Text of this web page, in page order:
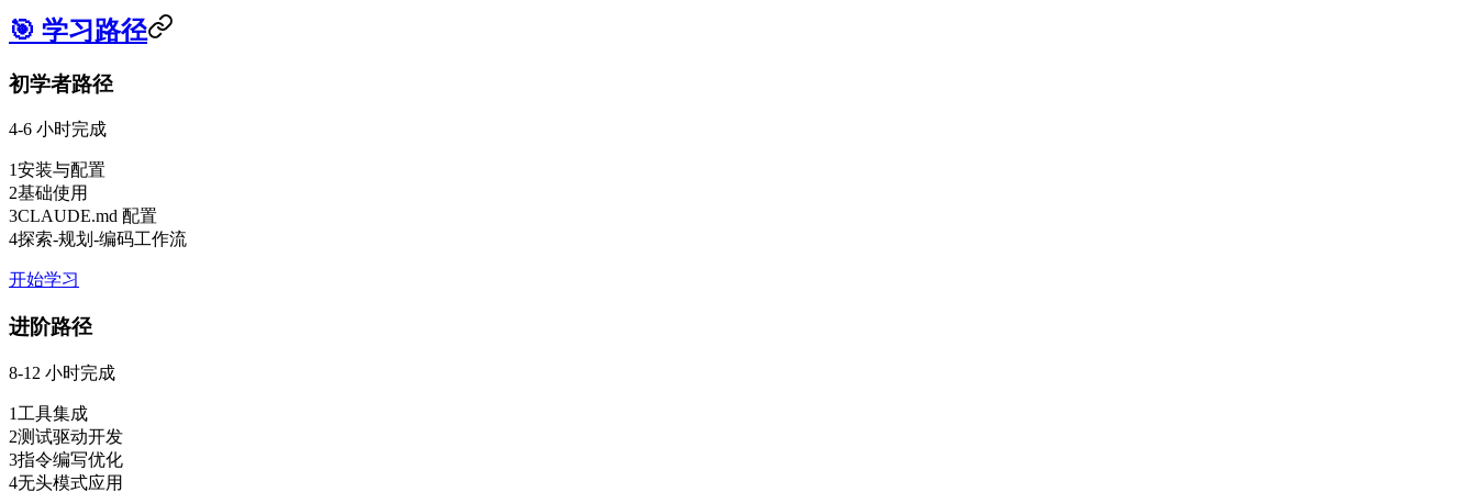
🎯 学习路径
初学者路径
4-6 小时完成
1安装与配置
2基础使用
3CLAUDE.md 配置
4探索-规划-编码工作流
开始学习
进阶路径
8-12 小时完成
1 工具集成
2测试驱动开发
3指令编写优化
4无头模式应用